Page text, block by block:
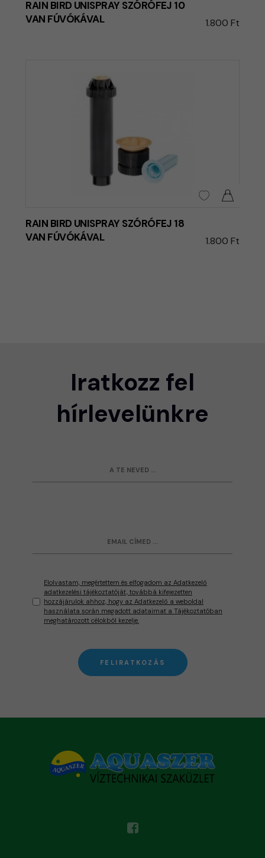
RAIN BIRD UNISPRAY SZÓRÓFEJ 10
VAN FÚVÓKÁVAL
1.800 Ft
RAIN BIRD UNISPRAY SZÓRÓFEJ 18
VAN FÚVÓKÁVAL
1.800 Ft
Iratkozz fel
hírlevelünkre
Elolvastam, megértettem és elfogadom az Adatkezelő
adatkezelési tájékoztatóját, továbbá kifejezetten
hozzájárulok ahhoz, hogy az Adatkezelő a weboldal
használata során megadott adataimat a Tájékoztatóban
meghatározott célokból kezelje.
FELIRATKOZÁS